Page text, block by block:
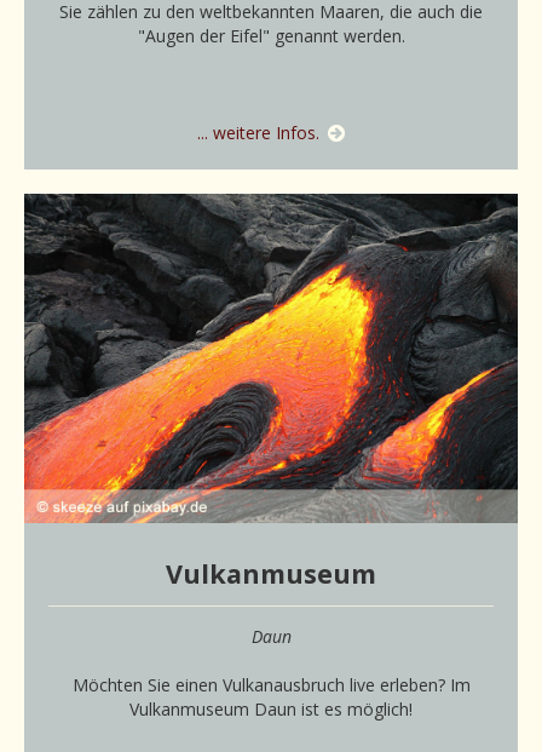
Sie zählen zu den weltbekannten Maaren, die auch die
"Augen der Eifel" genannt werden.
... weitere Infos.
Vulkanmuseum
Daun
Möchten Sie einen Vulkanausbruch live erleben? Im
Vulkanmuseum Daun ist es möglich!